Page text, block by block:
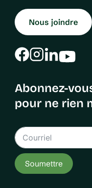
Nous joindre
Abonnez-
pour ne rien
Soumettre